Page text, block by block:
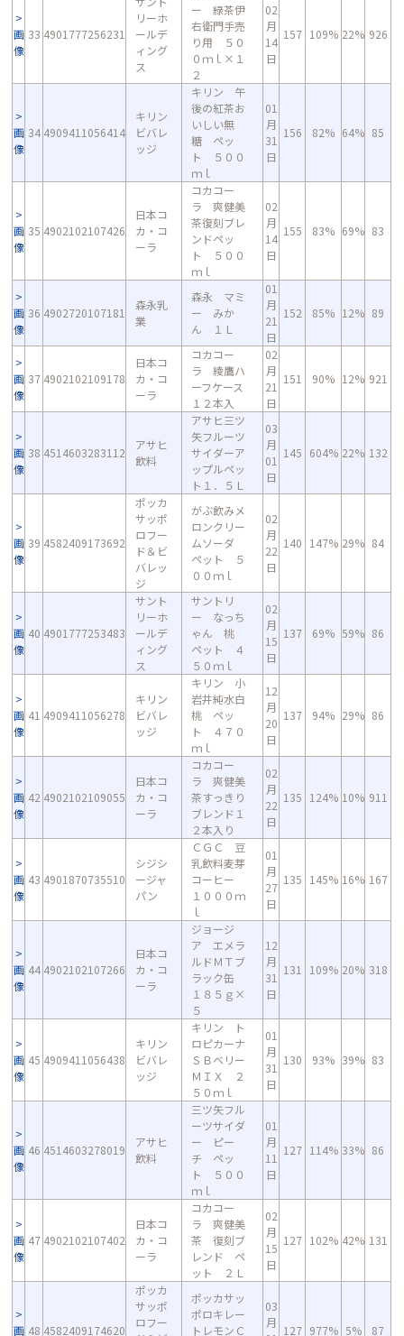
画
像
33 4901777256231
リーホ
ールデ
ィング
ス
ー 緑茶伊
右衛門手売
り用 ５０
０ｍｌ×１
２
02
月
14
日
157 109% 22% 926
画
像
34 4909411056414
キリン
ビバレ
ッジ
キリン 午
後の紅茶お
いしい無
糖 ペッ
ト ５００
ｍｌ
01
月
31
日
156 82% 64% 85
画
像
35 4902102107426
日本コ
カ・コ
ーラ
コカコー
ラ 爽健美
茶復刻ブレ
ンドペッ
ト ５００
ｍｌ
02
月
14
日
155 83% 69% 83
画
像
36 4902720107181
森永乳
業
森永 マミ
ー みか
ん １Ｌ
01
月
21
日
152 85% 12% 89
画
像
37 4902102109178
日本コ
カ・コ
ーラ
コカコー
ラ 綾鷹ハ
ーフケース
１２本入
02
月
21
日
151 90% 12% 921
画
像
38 4514603283112
アサヒ
飲料
アサヒ三ツ
矢フルーツ
サイダーア
ップルペッ
ト１．５Ｌ
03
月
01
日
145 604% 22% 132
画
像
39 4582409173692
ポッカ
サッポ
ロフー
ド＆ビ
バレッ
ジ
がぶ飲みメ
ロンクリー
ムソーダ
ペット ５
００ｍｌ
02
月
22
日
140 147% 29% 84
画
像
40 4901777253483
サント
リーホ
ールデ
ィング
ス
サントリ
ー なっち
ゃん 桃
ペット ４
５０ｍｌ
02
月
15
日
137 69% 59% 86
画
像
41 4909411056278
キリン
ビバレ
ッジ
キリン 小
岩井純水白
桃 ペッ
ト ４７０
ｍｌ
12
月
20
日
137 94% 29% 86
画
像
42 4902102109055
日本コ
カ・コ
ーラ
コカコー
ラ 爽健美
茶すっきり
ブレンド１
２本入り
02
月
22
日
135 124% 10% 911
画
像
43 4901870735510
シジシ
ージャ
パン
ＣＧＣ 豆
乳飲料麦芽
コーヒー
１０００ｍ
ｌ
01
月
27
日
135 145% 16% 167
画
像
44 4902102107266
日本コ
カ・コ
ーラ
ジョージ
ア エメラ
ルドＭＴブ
ラック缶
１８５ｇ×
５
12
月
31
日
131 109% 20% 318
画
像
45 4909411056438
キリン
ビバレ
ッジ
キリン ト
ロピカーナ
ＳＢベリー
ＭＩＸ ２
５０ｍｌ
01
月
31
日
130 93% 39% 83
画
像
46 4514603278019
アサヒ
飲料
三ツ矢フル
ーツサイダ
ー ピー
チ ペッ
ト ５００
ｍｌ
01
月
11
日
127 114% 33% 86
画
像
47 4902102107402
日本コ
カ・コ
ーラ
コカコー
ラ 爽健美
茶 復刻ブ
レンド ペ
ット ２Ｌ
02
月
15
日
127 102% 42% 131
画 48 4582409174620
ポッカ
サッポ
ロフー
ポッカサッ
ポロキレー
トレモンＣ
03
月
127 977% 5% 87